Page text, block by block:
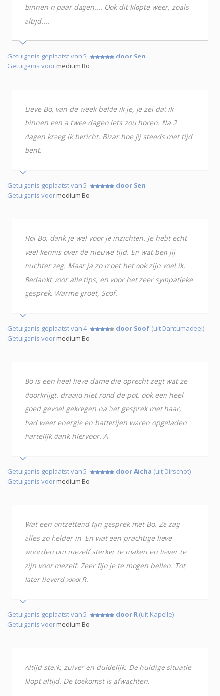
binnen n paar dagen.... Ook dit klopte weer, zoals
altijd....
Getuigenis geplaatst van 5
door Sen
Getuigenis voormedium Bo
Lieve Bo, van de week belde ik je, je zei dat ik
binnen een a twee dagen iets zou horen. Na 2
dagen kreeg ik bericht. Bizar hoe jij steeds met tijd
bent.
Getuigenis geplaatst van 5
door Sen
Getuigenis voormedium Bo
Hoi Bo, dank je wel voor je inzichten. Je hebt echt
veel kennis over de nieuwe tijd. En wat ben jij
nuchter zeg. Maar ja zo moet het ook zijn voel ik.
Bedankt voor alle tips, en voor het zeer sympatieke
gesprek. Warme groet, Soof.
Getuigenis geplaatst van 4 door Soof (uit Dantumadeel)
Getuigenis voormedium Bo
Bo is een heel lieve dame die oprecht zegt wat ze
doorkrijgt. draaid niet rond de pot. ook een heel
goed gevoel gekregen na het gesprek met haar,
had weer energie en batterijen waren opgeladen
hartelijk dank hiervoor. A
Getuigenis geplaatst van 5 door Aicha (uit Oirschot)
Getuigenis voormedium Bo
Wat een ontzettend fijn gesprek met Bo. Ze zag
alles zo helder in. En wat een prachtige lieve
woorden om mezelf sterker te maken en liever te
zijn voor mezelf. Zeer fijn je te mogen bellen. Tot
later lieverd xxxx R.
Getuigenis geplaatst van 5 door R (uit Kapelle)
Getuigenis voormedium Bo
Altijd sterk, zuiver en duidelijk. De huidige situatie
klopt altijd. De toekomst is afwachten.